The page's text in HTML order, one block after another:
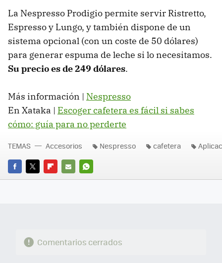
La Nespresso Prodigio permite servir Ristretto,
Espresso y Lungo, y también dispone de un
sistema opcional (con un coste de 50 dólares)
para generar espuma de leche si lo necesitamos.
Su precio es de 249 dólares.
Más información | Nespresso
En Xataka | Escoger cafetera es fácil si sabes
cómo: guía para no perderte
FACEBOOK
TWITTERFLIPBOARD
E-
WHATSAPP
TEMAS Accesorios Nespresso cafetera
Comentarios cerrados